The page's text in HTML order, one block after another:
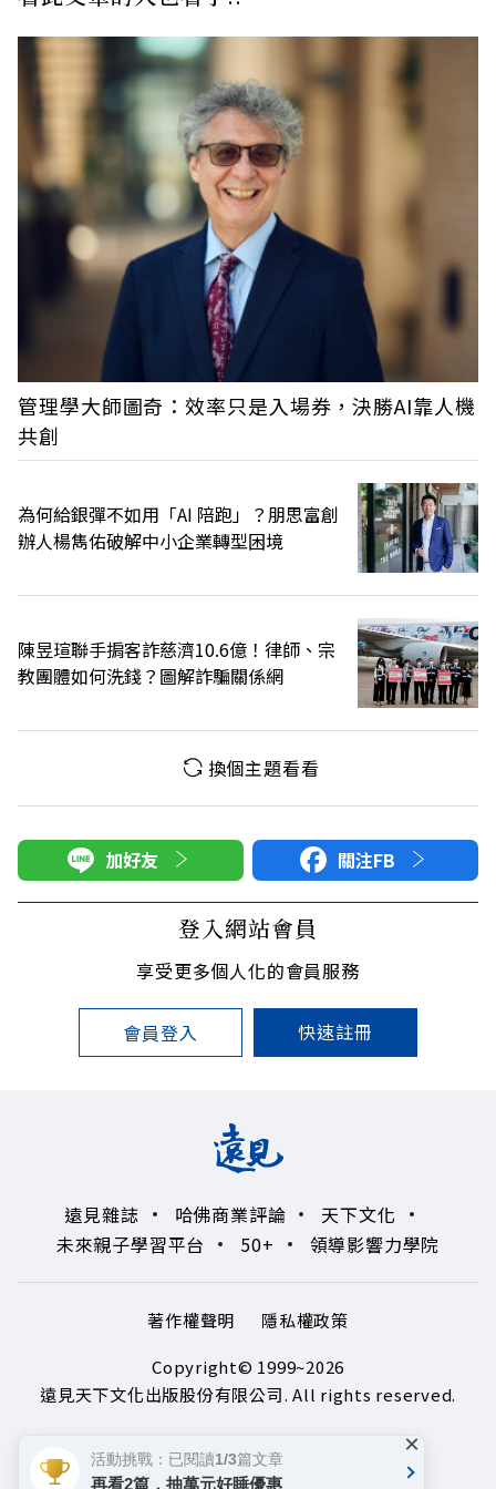
管理學大師圖奇：效率只是入場券，決勝AI靠人機
共創
為何給銀彈不如用「AI 陪跑」？朋思富創
辦人楊雋佑破解中小企業轉型困境
陳昱瑄聯手掮客詐慈濟10.6億！律師、宗
教團體如何洗錢？圖解詐騙關係網
換個主題看看
加好友 關注FB
登入網站會員
享受更多個人化的會員服務
會員登入 快速註冊
遠見雜誌 哈佛商業評論
天下文化
未來親子學習平台
50+ 領導影響力學院
著作權聲明
隱私權政策
Copyright© 1999~2026
遠見天下文化出版股份有限公司. All rights reserved.
活動挑戰：已閱讀1/3篇文章
再看2篇，抽萬元好睡優惠
×